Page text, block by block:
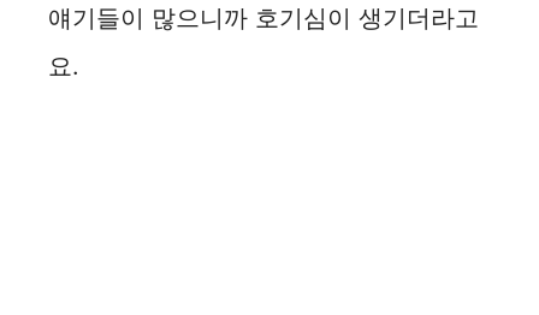
얘기들이 많으니까 호기심이 생기더라고
요.